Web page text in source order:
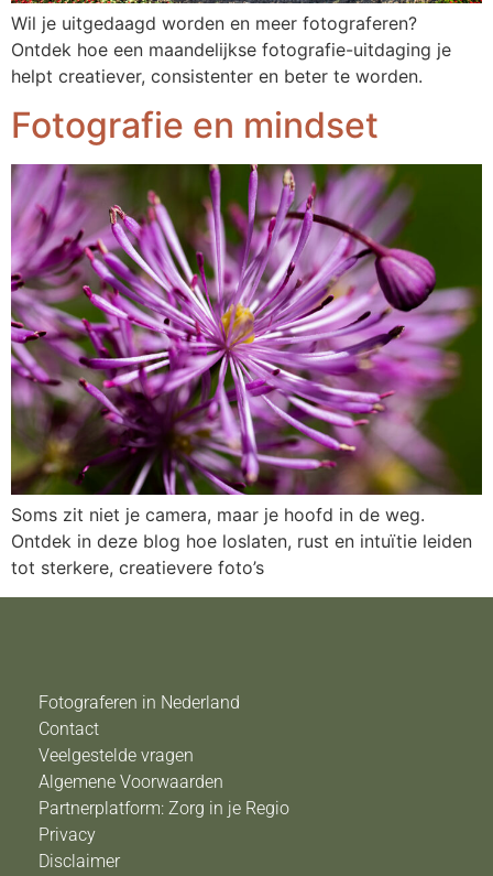
Wil je uitgedaagd worden en meer fotograferen?
Ontdek hoe een maandelijkse fotografie-uitdaging je
helpt creatiever, consistenter en beter te worden.
Fotografie en mindset
Soms zit niet je camera, maar je hoofd in de weg.
Ontdek in deze blog hoe loslaten, rust en intuïtie leiden
tot sterkere, creatievere foto’s
Fotograferen in Nederland
Contact
Veelgestelde vragen
Algemene Voorwaarden
Partnerplatform: Zorg in je Regio
Privacy
Disclaimer